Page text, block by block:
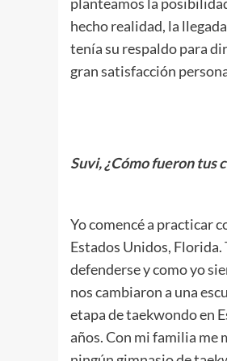
hecho realidad, la
tenía su respaldo para
gran satisfacción
Suvi, ¿Cómo fueron tus
Yo comencé a practicar
Estados Unidos, Florida.
defenderse y como yo
nos cambiaron a una
etapa de taekwondo en
años. Con mi familia me